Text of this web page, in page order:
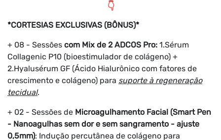
👇
*CORTESIAS EXCLUSIVAS (BÔNUS)*
+ 08 - Sessões com Mix de 2 ADCOS Pro: 1.Sérum
Collagenic P10 (bioestimulador de colágeno) +
2.Hyalusérum GF (Ácido Hialurônico com fatores de
crescimento e colágeno) para suporte à regeneração
tecidual.
+ 02 - Sessões de Microagulhamento Facial (Smart Pen
- Nanoagulhas sem dor e sem sangramento - ajuste
0,5mm): Indução percutânea de colágeno para